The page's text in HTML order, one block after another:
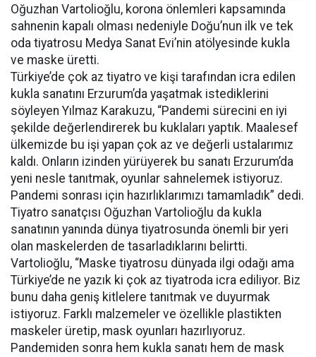
Oğuzhan Vartolioğlu, korona önlemleri kapsamında
sahnenin kapalı olması nedeniyle Doğu’nun ilk ve tek
oda tiyatrosu Medya Sanat Evi’nin atölyesinde kukla
ve maske üretti.
Türkiye’de çok az tiyatro ve kişi tarafından icra edilen
kukla sanatını Erzurum’da yaşatmak istediklerini
söyleyen Yılmaz Karakuzu, “Pandemi sürecini en iyi
şekilde değerlendirerek bu kuklaları yaptık. Maalesef
ülkemizde bu işi yapan çok az ve değerli ustalarımız
kaldı. Onların izinden yürüyerek bu sanatı Erzurum’da
yeni nesle tanıtmak, oyunlar sahnelemek istiyoruz.
Pandemi sonrası için hazırlıklarımızı tamamladık” dedi.
Tiyatro sanatçısı Oğuzhan Vartolioğlu da kukla
sanatının yanında dünya tiyatrosunda önemli bir yeri
olan maskelerden de tasarladıklarını belirtti.
Vartolioğlu, “Maske tiyatrosu dünyada ilgi odağı ama
Türkiye’de ne yazık ki çok az tiyatroda icra ediliyor. Biz
bunu daha geniş kitlelere tanıtmak ve duyurmak
istiyoruz. Farklı malzemeler ve özellikle plastikten
maskeler üretip, mask oyunları hazırlıyoruz.
Pandemiden sonra hem kukla sanatı hem de mask